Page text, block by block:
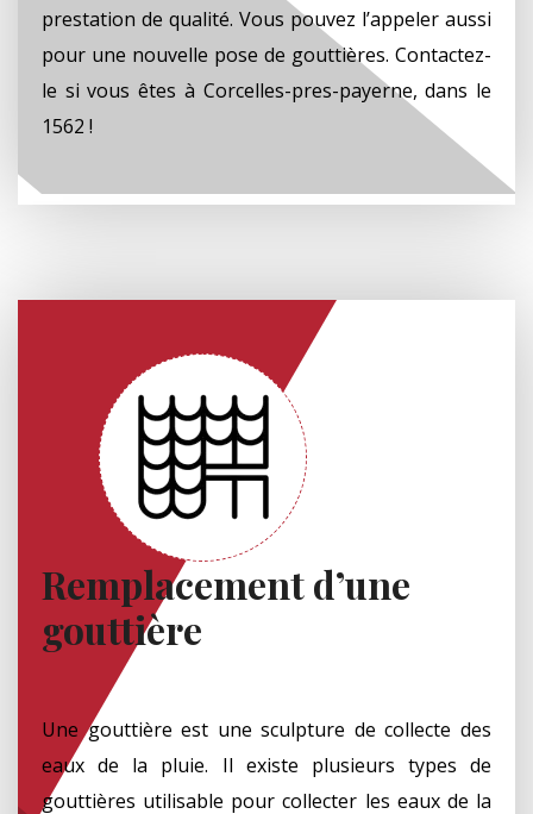
prestation de qualité. Vous pouvez l’appeler aussi
pour une nouvelle pose de gouttières. Contactez-
le si vous êtes à Corcelles-pres-payerne, dans le
1562 !
Remplacement d’une
gouttière
Une gouttière est une sculpture de collecte des
eaux de la pluie. Il existe plusieurs types de
gouttières utilisable pour collecter les eaux de la